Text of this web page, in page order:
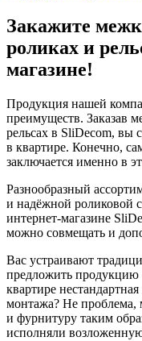
Закажите
роликах и
магазине!
Продукция нашей
преимуществ. Заказав
рельсах в SliDecom, вы
в квартире. Конечно,
заключается именно в
Разнообразный
и надёжной роликовой
интернет-магазине
можно совмещать и
Вас устраивают
предложить продукцию
квартире
монтажа? Не
и фурнитуру таким
исполняли